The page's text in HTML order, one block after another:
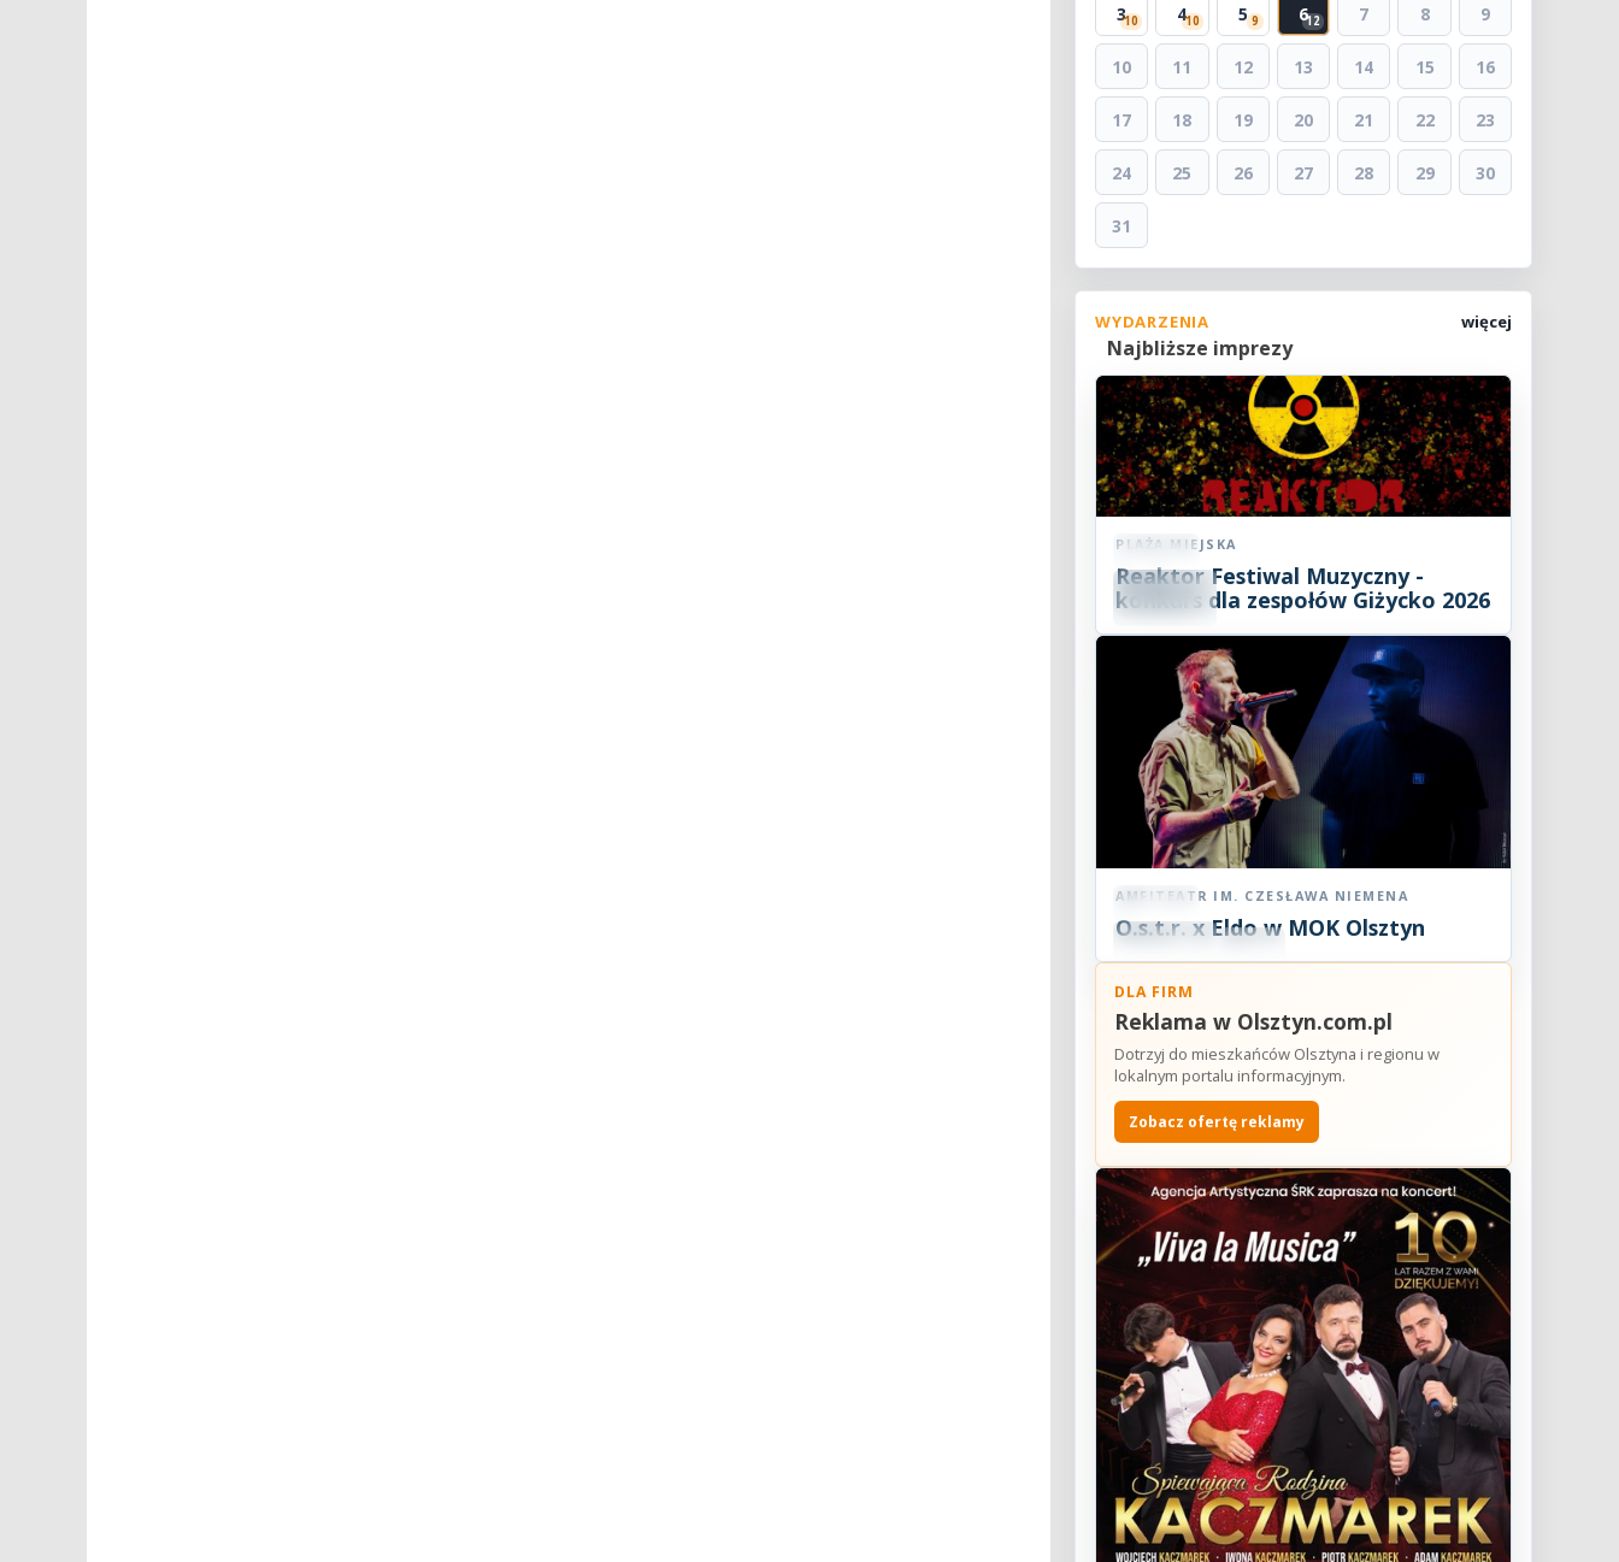
310 410 5 9 612 7 8 9
10 11 12 13 14 15 16
17 18 19 20 21 22 23
24 25 26 27 28 29 30
31
WYDARZENIA
Najbliższe imprezy
więcej
Koncert
07 2026
PLAŻA MIEJSKA
Reaktor Festiwal Muzyczny -
konkurs dla zespołów Giżycko 2026
Koncert
07 2026
AMFITEATR IM. CZESŁAWA NIEMENA
O.s.t.r. x Eldo w MOK Olsztyn
DLA FIRM
Reklama w Olsztyn.com.pl
Dotrzyj do mieszkańców Olsztyna i regionu w
lokalnym portalu informacyjnym.
Zobacz ofertę reklamy